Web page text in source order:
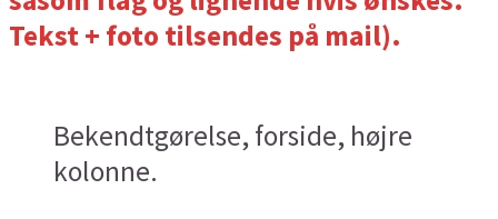
Tekst + foto tilsendes på mail).
Bekendtgørelse, forside, højre
kolonne.